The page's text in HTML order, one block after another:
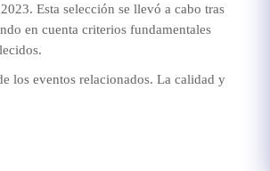
Esta selección se llevó a cabo tras
en cuenta criterios fundamentales
los eventos relacionados. La calidad y